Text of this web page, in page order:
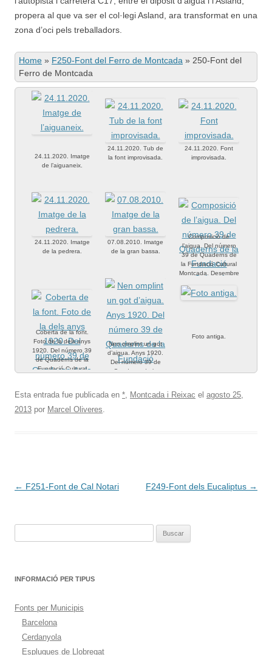
propera al que va ser el col·legi Asland, ara transformat en una
zona d’oci pels treballadors.
Home » F250-Font del Ferro de Montcada » 250-Font del
Ferro de Montcada
24.11.2020. Imatge
de l’aiguaneix.
24.11.2020. Tub de
la font improvisada.
24.11.2020. Font
improvisada.
24.11.2020. Imatge
de la pedrera.
07.08.2010. Imatge
de la gran bassa.
Composició de
l’aigua. Del número
39 de Quaderns de
la Fundació Cultural
Montcada. Desembre
Coberta de la font.
Foto de la dels anys
1920. Del número 39
de Quaderns de la
Fundació Cultural
Nen omplint un got
d’aigua. Anys 1920.
Del número 39 de
Quaderns de la
de 2019.
Foto antiga.
Esta entrada fue publicada en *, Montcada i Reixac el agosto 25,
2013 por Marcel Oliveres.
Navegación
← F251-Font de Cal Notari F249-Font dels Eucaliptus →
INFORMACIÓ PER TIPUS
Fonts per Municipis
Barcelona
Cerdanyola
Esplugues de Llobregat